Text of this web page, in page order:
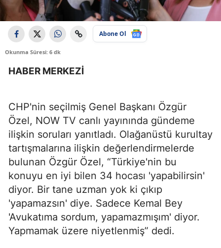
Abone Ol
Okunma Süresi: 6 dk
HABER MERKEZİ
CHP'nin seçilmiş Genel Başkanı Özgür
Özel, NOW TV canlı yayınında gündeme
ilişkin soruları yanıtladı. Olağanüstü kurultay
tartışmalarına ilişkin değerlendirmelerde
bulunan Özgür Özel, “Türkiye'nin bu
konuyu en iyi bilen 34 hocası 'yapabilirsin'
diyor. Bir tane uzman yok ki çıkıp
'yapamazsın' diye. Sadece Kemal Bey
'Avukatıma sordum, yapamazmışım' diyor.
Yapmamak üzere niyetlenmiş” dedi.